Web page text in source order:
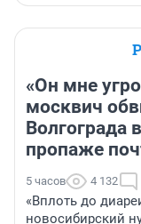
«Он мне
москвич
Волгограда
пропаже
5 часов 4 132
«Вплоть до
новосибирский